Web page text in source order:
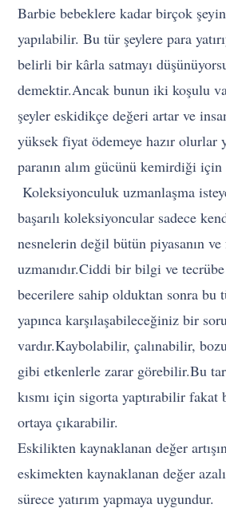
Barbie bebeklere kadar birçok
yapılabilir. Bu tür şeylere para
belirli bir kârla satmayı
demektir.Ancak bunun iki koşulu
şeyler eskidikçe değeri artar ve
yüksek fiyat ödemeye hazır olurlar
paranın alım gücünü kemirdiği
Koleksiyonculuk uzmanlaşma
başarılı koleksiyoncular sadece
nesnelerin değil bütün piyasanın
uzmanıdır.Ciddi bir bilgi ve
becerilere sahip olduktan sonra bu
yapınca karşılaşabileceğiniz bir
vardır.Kaybolabilir, çalınabilir,
gibi etkenlerle zarar görebilir.Bu
kısmı için sigorta yaptırabilir fakat
ortaya çıkarabilir.
Eskilikten kaynaklanan değer
eskimekten kaynaklanan değer
sürece yatırım yapmaya uygundur.